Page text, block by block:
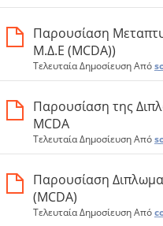
Παρουσίαση
Μ.Δ.Ε (MCDA))
Τελευταία Δημοσίευση Από
Παρουσίαση της
MCDA
Τελευταία Δημοσίευση Από
Παρουσίαση
(MCDA)
Τελευταία Δημοσίευση Από